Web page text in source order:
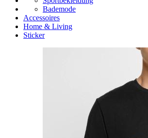
Bademode
Accessoires
Home & Living
Sticker